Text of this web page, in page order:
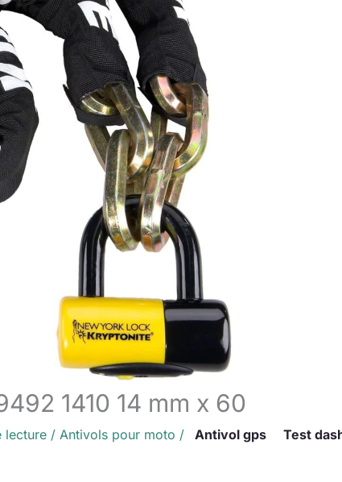
1410 14 mm x 60
lecture / Antivols pour moto / Antivol gps
Test